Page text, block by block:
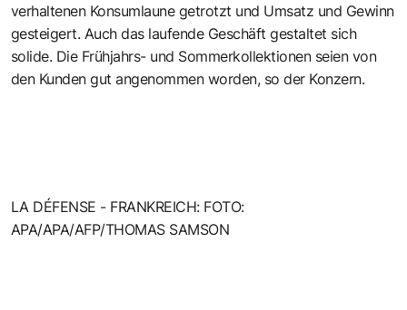
verhaltenen Konsumlaune getrotzt und Umsatz und Gewinn
gesteigert. Auch das laufende Geschäft gestaltet sich
solide. Die Frühjahrs- und Sommerkollektionen seien von
den Kunden gut angenommen worden, so der Konzern.
LA DÉFENSE - FRANKREICH: FOTO:
APA/APA/AFP/THOMAS SAMSON